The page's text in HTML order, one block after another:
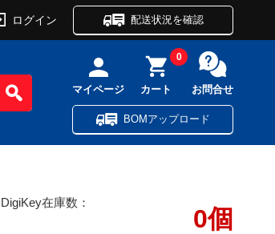
ログイン 配送状況を確認
マイページ カート
0
お問合せ
BOMアップロード
DigiKey在庫数：
0個